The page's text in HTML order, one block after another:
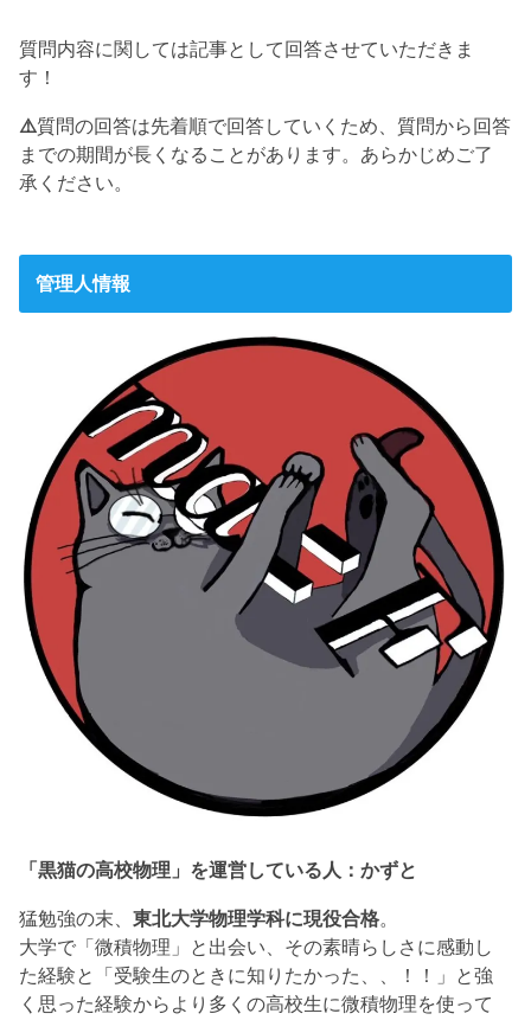
質問内容に関しては記事として回答させていただきま
す！
⚠️質問の回答は先着順で回答していくため、質問から回答
までの期間が長くなることがあります。あらかじめご了
承ください。
管理人情報
「黒猫の高校物理」を運営している人：かずと
猛勉強の末、東北大学物理学科に現役合格。
大学で「微積物理」と出会い、その素晴らしさに感動し
た経験と「受験生のときに知りたかった、、！！」と強
く思った経験からより多くの高校生に微積物理を使って